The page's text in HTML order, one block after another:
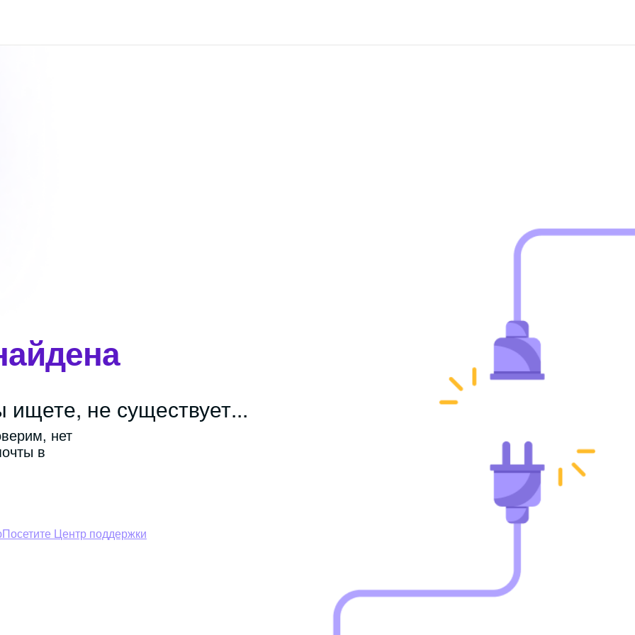
не существует...
нет
в
Посетите Центр поддержки